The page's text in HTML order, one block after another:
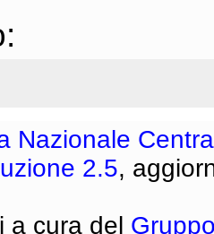
Nazionale
2.5,
a cura del